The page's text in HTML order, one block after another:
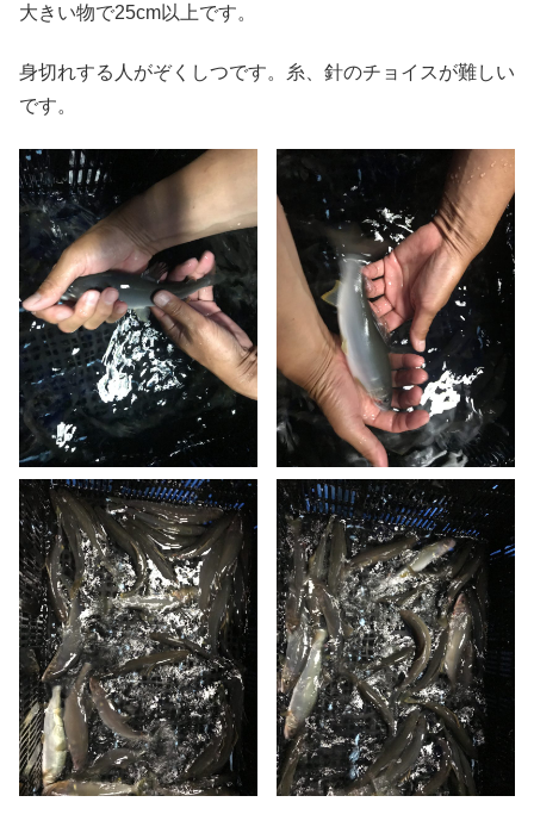
大きい物で25cm以上です。
身切れする人がぞくしつです。糸、針のチョイスが難しい
です。